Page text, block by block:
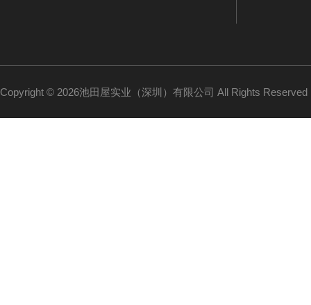
Copyright © 2026池田屋实业（深圳）有限公司 All Rights